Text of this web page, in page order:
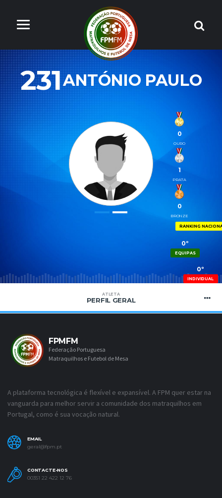
231ANTÓNIO PAULO
0
OURO
1
PRATA
0
BRONZE
RANKING
0º
EQUIPAS
0º
INDIVIDUAL
ATLETA
PERFIL GERAL
FPMFM
Federação Portuguesa
Matraquilhos e Futebol de Mesa
A plataforma tecnológica é flexível e expansível. A FPM quer estar na
vanguarda para melhor servir a comunidade dos matraquilhos em
Portugal, como é sua vocação natural.
EMAIL
geral@fpm.pt
CONTACTE-NOS
00351 22 422 12 76